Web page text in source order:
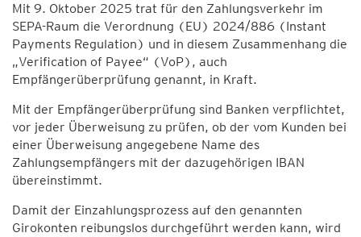
Mit 9. Oktober 2025 trat für den Zahlungsverkehr im
SEPA-Raum die Verordnung (EU) 2024/886 (Instant
Payments Regulation) und in diesem Zusammenhang die
„Verification of Payee“ (VoP), auch
Empfängerüberprüfung genannt, in Kraft.
Mit der Empfängerüberprüfung sind Banken verpflichtet,
vor jeder Überweisung zu prüfen, ob der vom Kunden bei
einer Überweisung angegebene Name des
Zahlungsempfängers mit der dazugehörigen IBAN
übereinstimmt.
Damit der Einzahlungsprozess auf den genannten
Girokonten reibungslos durchgeführt werden kann, wird